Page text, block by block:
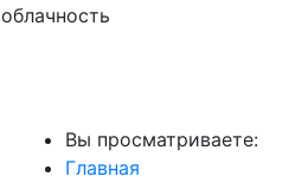
облачность
Вы просматриваете:
Главная